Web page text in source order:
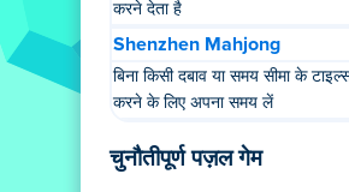
करने देता है
Shenzhen Mahjong
बिना किसी दबाव या समय सीमा के
करने के लिए अपना समय लें
चुनौतीपूर्ण पज़ल गेम